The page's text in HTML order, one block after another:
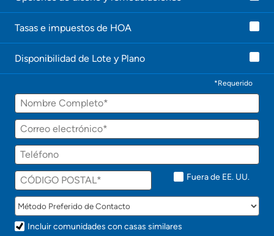
Tasas e impuestos de HOA
Disponibilidad de Lote y Plano
*Requerido
Fuera de EE. UU.
Incluir comunidades con casas similares